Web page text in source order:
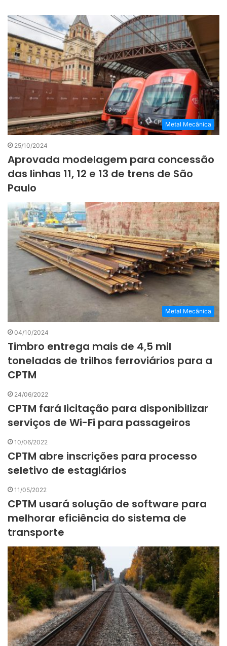
Metal Mecânica
25/10/2024
Aprovada modelagem para concessão
das linhas 11, 12 e 13 de trens de São
Paulo
Metal Mecânica
04/10/2024
Timbro entrega mais de 4,5 mil
toneladas de trilhos ferroviários para a
CPTM
24/06/2022
CPTM fará licitação para disponibilizar
serviços de Wi-Fi para passageiros
10/06/2022
CPTM abre inscrições para processo
seletivo de estagiários
11/05/2022
CPTM usará solução de software para
melhorar eficiência do sistema de
transporte